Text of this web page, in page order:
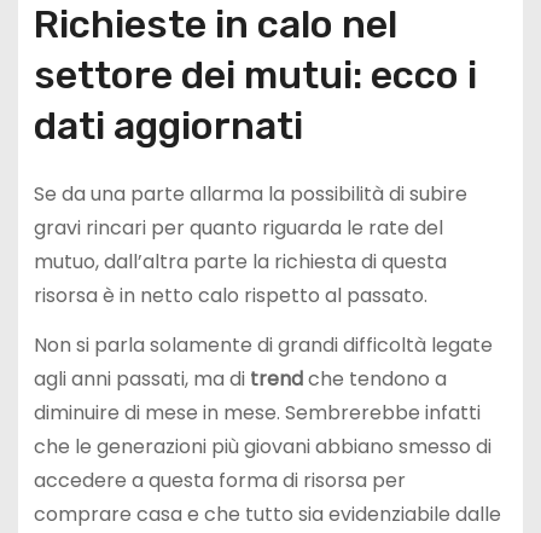
Richieste in calo nel
settore dei mutui: ecco i
dati aggiornati
Se da una parte allarma la possibilità di subire
gravi rincari per quanto riguarda le rate del
mutuo, dall’altra parte la richiesta di questa
risorsa è in netto calo rispetto al passato.
Non si parla solamente di grandi difficoltà legate
agli anni passati, ma di trendche tendono a
diminuire di mese in mese. Sembrerebbe infatti
che le generazioni più giovani abbiano smesso di
accedere a questa forma di risorsa per
comprare casa e che tutto sia evidenziabile dalle